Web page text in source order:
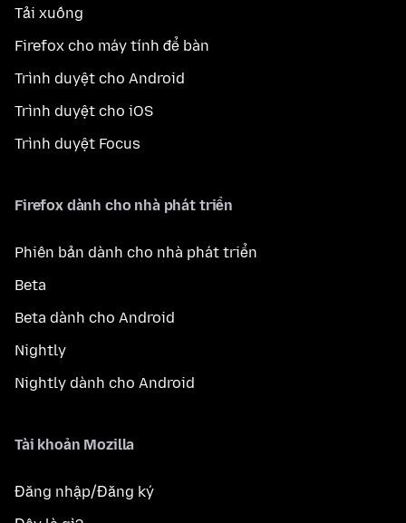
Tải xuống
Firefox cho máy tính để bàn
Trình duyệt cho Android
Trình duyệt cho iOS
Trình duyệt Focus
Firefox dành cho nhà phát triển
Phiên bản dành cho nhà phát triển
Beta
Beta dành cho Android
Nightly
Nightly dành cho Android
Tài khoản Mozilla
Đăng nhập/Đăng ký